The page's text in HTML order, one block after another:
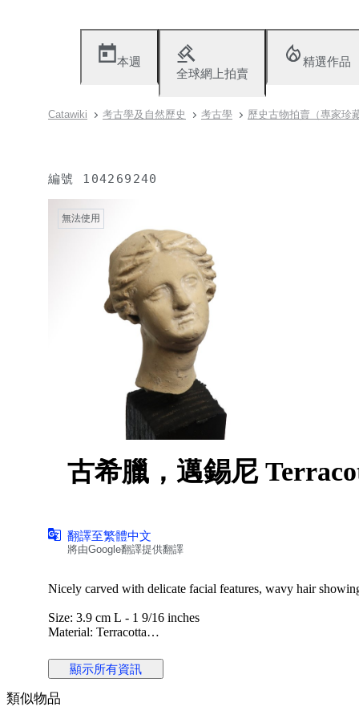
本週
全球網上拍賣
精選作品
Catawiki 考古學及自然歷史 考古學 歷史古物拍賣（專家珍藏
編號 104269240
無法使用
古希臘，邁錫尼
翻譯至繁體中文
將由Google翻譯提供翻譯
Nicely carved with delicate facial features, wavy hair
Size: 3.9 cm L - 1 9/16 inches
Material: Terracotta
Condition: Part of a larger figure
Display stand included
Provenance: The Peter Newall (1945-2018) Collection. Ex
顯示所有資訊
類似物品